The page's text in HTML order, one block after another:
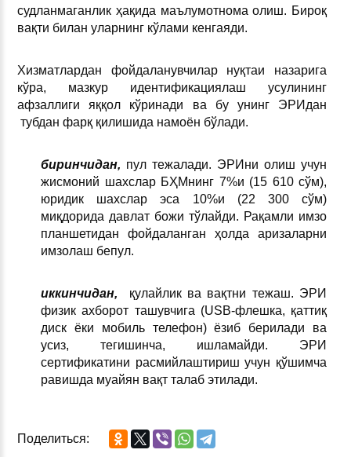
судланмаганлик ҳақида маълумотнома олиш. Бироқ
вақти билан уларнинг кўлами кенгаяди.
Хизматлардан фойдаланувчилар нуқтаи назарига
кўра, мазкур идентификациялаш усулининг
афзаллиги яққол кўринади ва бу унинг ЭРИдан
тубдан фарқ қилишида намоён бўлади.
биринчидан, пул тежалади. ЭРИни олиш учун
жисмоний шахслар БҲМнинг 7%и (15 610 сўм),
юридик шахслар эса 10%и (22 300 сўм)
миқдорида давлат божи тўлайди. Рақамли имзо
планшетидан фойдаланган ҳолда аризаларни
имзолаш бепул.
иккинчидан, қулайлик ва вақтни тежаш. ЭРИ
физик ахборот ташувчига (USB-флешка, қаттиқ
диск ёки мобиль телефон) ёзиб берилади ва
усиз, тегишинча, ишламайди. ЭРИ
сертификатини расмийлаштириш учун қўшимча
равишда муайян вақт талаб этилади.
Поделиться: